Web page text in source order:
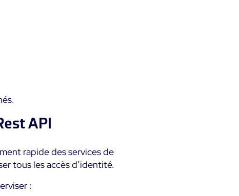
API
rapide des services de
tous les accès d’identité.
: